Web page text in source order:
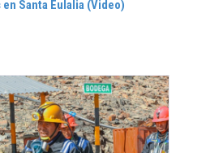
Santa Eulalia (Video)